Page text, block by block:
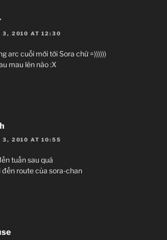
3, 2010 AT 12:30
arc cuối mới tới Sora chứ =))))))
mau lên nào :X
3, 2010 AT 10:55
tuần sau quá
đến route của sora-chan